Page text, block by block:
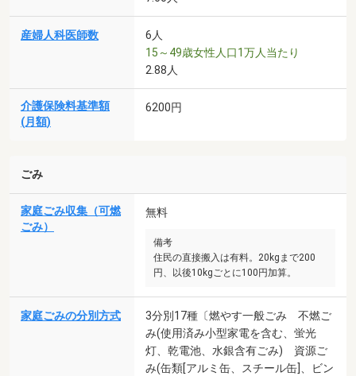
産婦人科医師数
6人
15～49歳女性人口1万人当たり
2.88人
介護保険料基準額
(月額)
6200円
ごみ
家庭ごみ収集（可燃
ごみ）
無料
備考
住民の直接搬入は有料。20kgまで200
円、以後10kgごとに100円加算。
家庭ごみの分別方式
3分別17種〔燃やす一般ごみ 不燃ご
み(使用済み小型家電を含む、蛍光
灯、乾電池、水銀含有ごみ) 資源ご
み(缶類[アルミ缶、スチール缶]、ビン